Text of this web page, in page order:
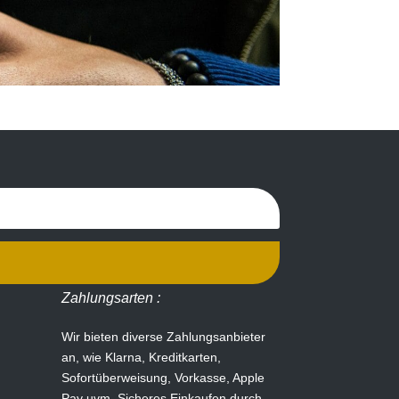
Zahlungsarten :
Wir bieten diverse Zahlungsanbieter
an, wie Klarna, Kreditkarten,
Sofortüberweisung, Vorkasse, Apple